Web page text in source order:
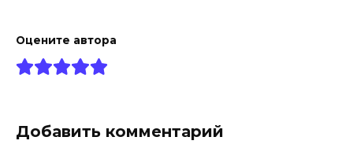
Оцените автора
Добавить комментарий